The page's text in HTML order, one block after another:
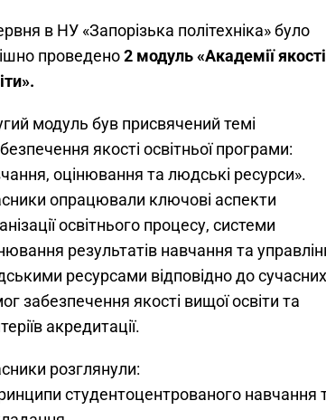
в НУ «Запорізька політехніка» було
проведено2 модуль «Академії якості
модуль був присвячений темі
якості освітньої програми:
оцінювання та людські ресурси».
опрацювали ключові аспекти
освітнього процесу, системи
результатів навчання та
ресурсами відповідно до сучасних
забезпечення якості вищої освіти та
акредитації.
розглянули:
студентоцентрованого навчання